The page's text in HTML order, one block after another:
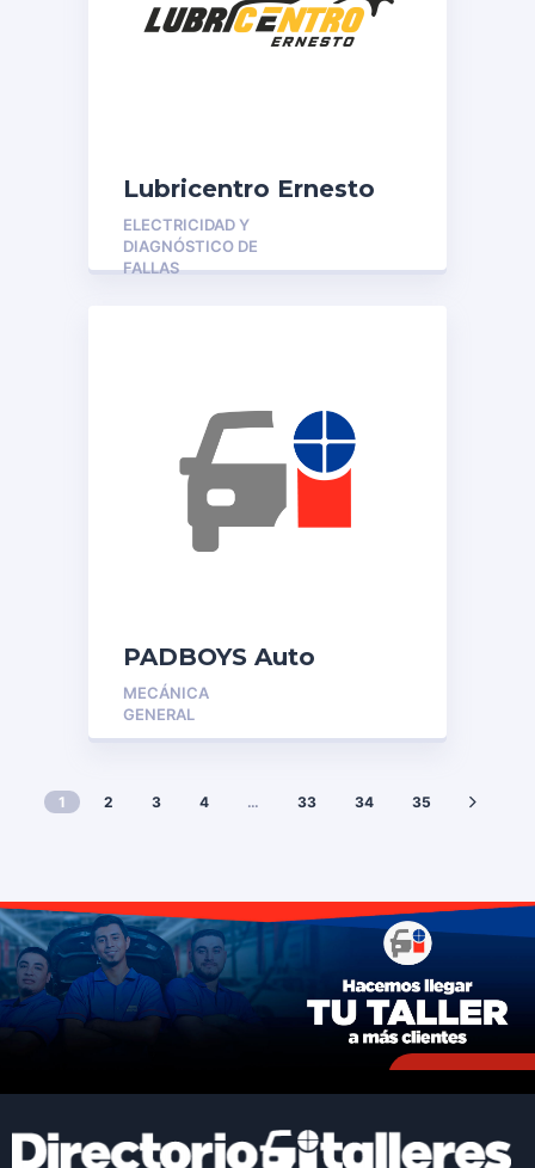
Lubricentro Ernesto
ELECTRICIDAD Y
DIAGNÓSTICO DE
FALLAS
PADBOYS Auto
Repairs
MECÁNICA
GENERAL
1 2 3 4 … 33 34 35
Regístrate